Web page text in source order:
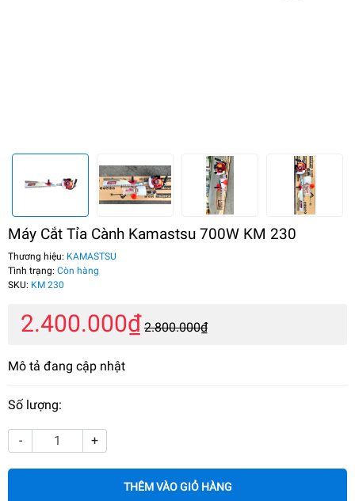
Máy Cắt Tỉa Cành Kamastsu 700W KM 230
Thương hiệu: KAMASTSU
Tình trạng: Còn hàng
SKU: KM 230
2.400.000₫ 2.800.000₫
Mô tả đang cập nhật
Số lượng:
- +
THÊM VÀO GIỎ HÀNG